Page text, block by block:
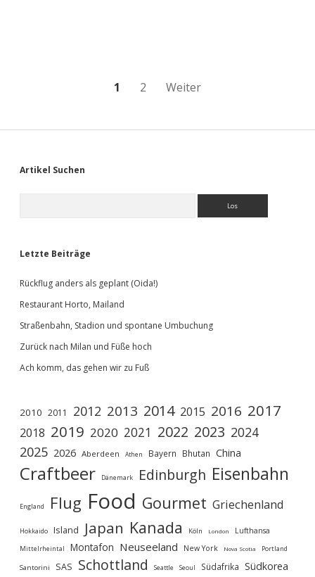
Seitennummerierung
1 2 Weiter
Sidebar
Artikel Suchen
Letzte Beiträge
Rückflug anders als geplant (Oida!)
Restaurant Horto, Mailand
Straßenbahn, Stadion und spontane Umbuchung
Zurück nach Milan und Füße hoch
Ach komm, das gehen wir zu Fuß
2010 2011 2012 2013 2014 2015 2016 2017
2018 2019 2020 2021 2022 2023 2024
2025 2026 Aberdeen Athen Bayern Bhutan China
Craftbeer Dänemark Edinburgh Eisenbahn
England Flug Food Gourmet Griechenland
Hokkaido Island Japan Kanada Köln London Lufthansa
Mittelrheintal Montafon Neuseeland New York Nova Scotia Portland
Santorini SAS Schottland Seattle Seoul Südafrika Südkorea